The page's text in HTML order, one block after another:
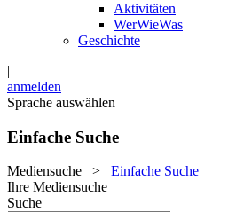
Aktivitäten
WerWieWas
Geschichte
|
anmelden
Sprache auswählen
Einfache Suche
Mediensuche > Einfache Suche
Ihre Mediensuche
Suche